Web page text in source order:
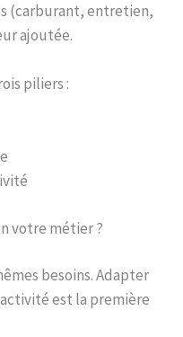
(carburant, entretien,
ajoutée.
piliers :
votre métier ?
besoins. Adapter
est la première